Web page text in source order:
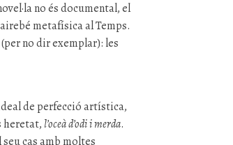
no és documental, el
metafísica al Temps.
no dir exemplar): les
de perfecció artística,
heretat, l’oceà d’odi i merda.
cas amb moltes